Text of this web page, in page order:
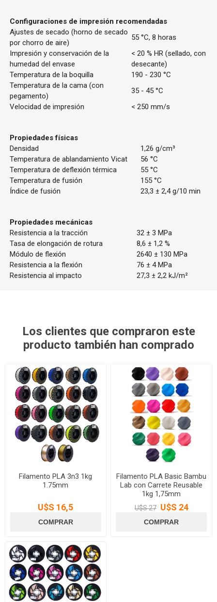
Configuraciones de impresión recomendadas
Ajustes de secado (horno de secado
por chorro de aire)
55 °C, 8 horas
Impresión y conservación de la
humedad del envase
< 20 % HR (sellado, con
desecante)
Temperatura de la boquilla
190 - 230 °C
Temperatura de la cama (con
pegamento)
35 - 45 °C
Velocidad de impresión
< 250 mm/s
Propiedades físicas
Densidad
1,26 g/cm³
Temperatura de ablandamiento Vicat
56 °C
Temperatura de deflexión térmica
55 °C
Temperatura de fusión
155 °C
Índice de fusión
23,3 ± 2,4 g/10 min
Propiedades mecánicas
Resistencia a la tracción
32 ± 3 MPa
Tasa de elongación de rotura
8,6 ± 1,2 %
Módulo de flexión
2640 ± 130 MPa
Resistencia a la flexión
76 ± 4 MPa
Resistencia al impacto
27,3 ± 2,2 kJ/m²
Los clientes que compraron este
producto también han comprado
Filamento PLA 3n3 1kg
1.75mm
U$S 16,5
Filamento PLA Basic Bambu
Lab con Carrete Reusable
1kg 1,75mm
U$S 27 U$S 24